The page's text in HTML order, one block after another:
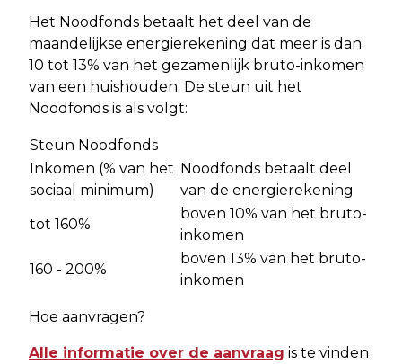
Het Noodfonds betaalt het deel van de
maandelijkse energierekening dat meer is dan
10 tot 13% van het gezamenlijk bruto-inkomen
van een huishouden. De steun uit het
Noodfonds is als volgt:
Steun Noodfonds
Inkomen (% van het
sociaal minimum)
Noodfonds betaalt deel
van de energierekening
tot 160%
boven 10% van het bruto-
inkomen
160 - 200%
boven 13% van het bruto-
inkomen
Hoe aanvragen?
Alle informatie over de aanvraag is te vinden